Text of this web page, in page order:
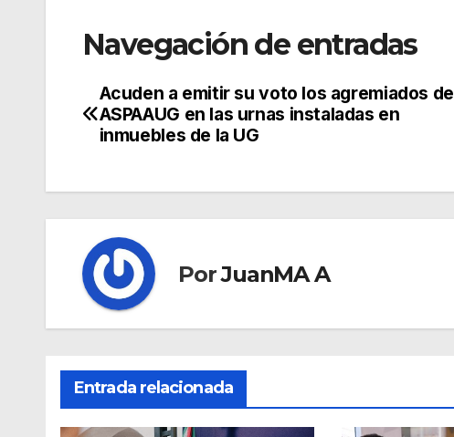
Navegación de entradas
Acuden a emitir su voto los agremiados de
ASPAAUG en las urnas instaladas en
inmuebles de la UG
PorJuanMA A
Entrada relacionada